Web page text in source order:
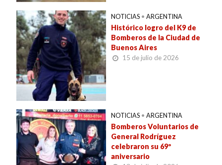
NOTICIAS • ARGENTINA
Histórico logro del K9 de
Bomberos de la Ciudad de
Buenos Aires
15 de julio de 2026
NOTICIAS • ARGENTINA
Bomberos Voluntarios de
General Rodríguez
celebraron su 69º
aniversario